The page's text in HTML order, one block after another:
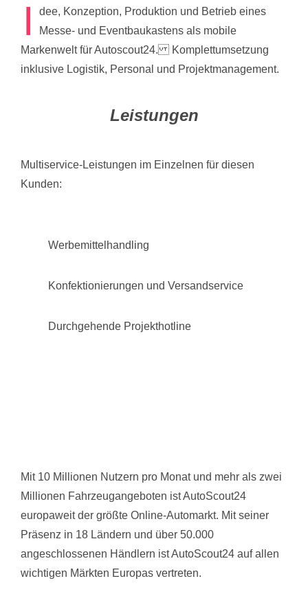
Mit 10 Millionen Nutzern pro Monat und mehr als zwei
Millionen Fahrzeugangeboten ist AutoScout24
europaweit der größte Online-Automarkt. Mit seiner
Präsenz in 18 Ländern und über 50.000
angeschlossenen Händlern ist AutoScout24 auf allen
wichtigen Märkten Europas vertreten.
I
dee, Konzeption, Produktion und Betrieb eines
Messe- und Eventbaukastens als mobile
Markenwelt für Autoscout24. Komplettumsetzung
inklusive Logistik, Personal und Projektmanagement.
Leistungen
Multiservice-Leistungen im Einzelnen für diesen
Kunden:
Werbemittelhandling
Konfektionierungen und Versandservice
Durchgehende Projekthotline